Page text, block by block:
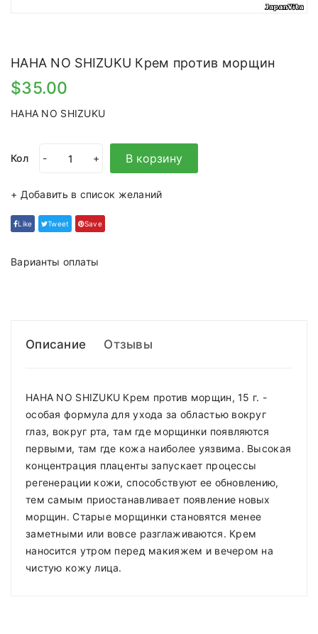
HAHA NO SHIZUKU Крем против морщин
$35.00
HAHA NO SHIZUKU
Кол - + В корзину
+ Добавить в список желаний
Like Tweet Save
Варианты оплаты
Описание Отзывы
HAHA NO SHIZUKU Крем против морщин, 15 г. -
особая формула для ухода за областью вокруг
глаз, вокруг рта, там где морщинки появляются
первыми, там где кожа наиболее уязвима. Высокая
концентрация плаценты запускает процессы
регенерации кожи, способствуют ее обновлению,
тем самым приостанавливает появление новых
морщин. Старые морщинки становятся менее
заметными или вовсе разглаживаются. Крем
наносится утром перед макияжем и вечером на
чистую кожу лица.